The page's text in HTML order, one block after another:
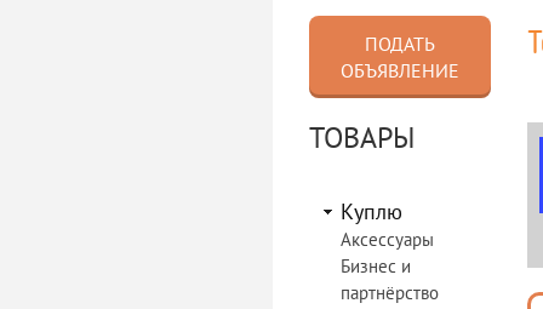
Услуги
ПОДАТЬ
ОБЪЯВЛЕНИЕ
ТОВАРЫ
Куплю
Аксессуары
Бизнес и
партнёрство